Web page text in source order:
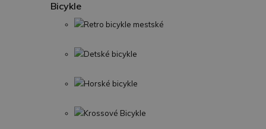
Bicykle
Retro bicykle mestské
Detské bicykle
Horské bicykle
Krossové Bicykle